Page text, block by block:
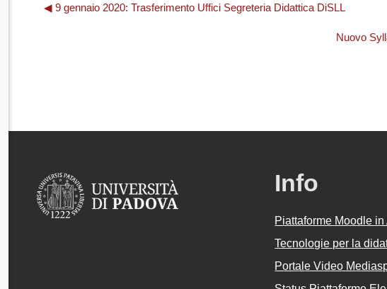
◀︎ 9 gennaio 2020: Trasferimento Uffici Segreteria Didattica DiSLL
Nuovo
Info
Piattaforme Moodle in
Tecnologie per la
Portale Video